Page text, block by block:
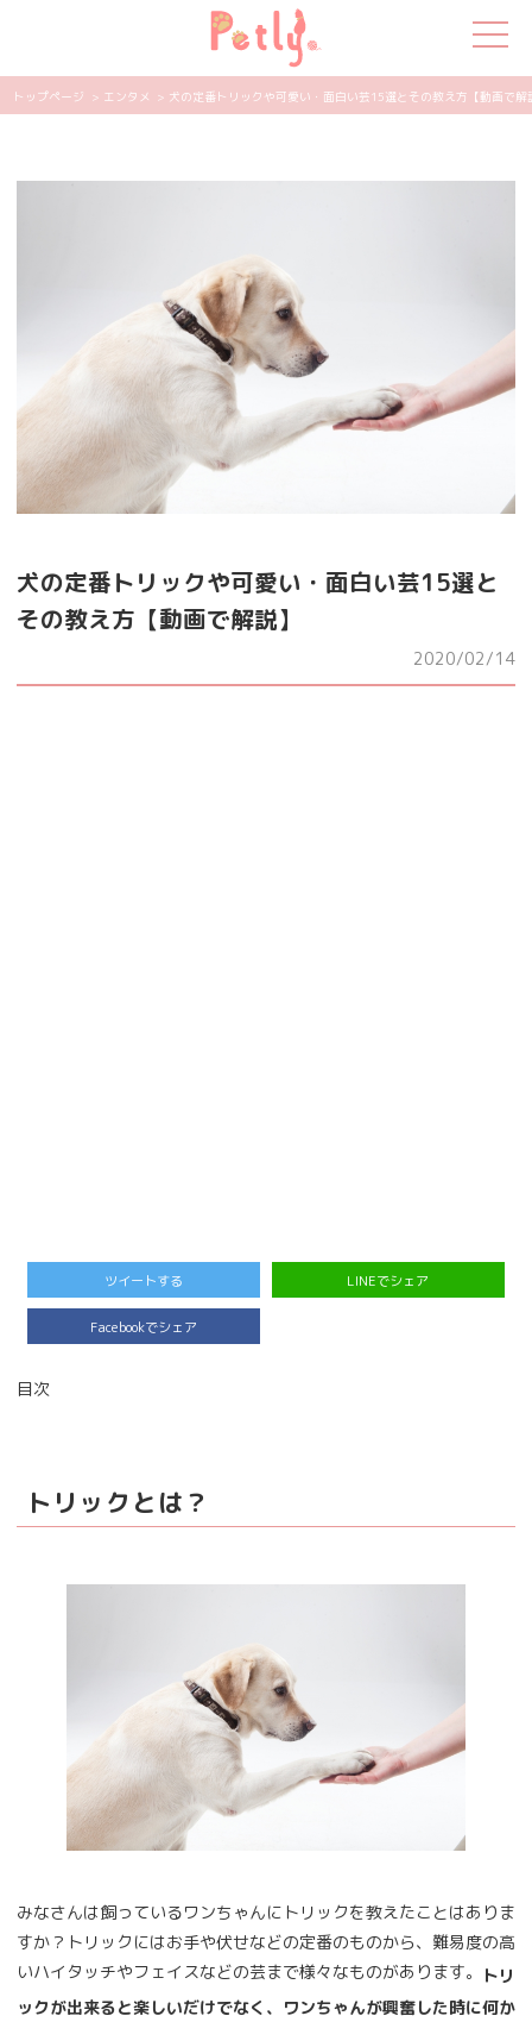
飼い主さんの悩み
ペットの気持ち
知って得する
エンタメ
トップページ > エンタメ > 犬の定番トリックや可愛い・面白い芸15選とその教え方【動画で解
犬の定番トリックや可愛い・面白い芸15選と
その教え方【動画で解説】
2020/02/14
ツイートする LINEでシェア
Facebookでシェア
目次
トリックとは？
みなさんは飼っているワンちゃんにトリックを教えたことはありま
すか？トリックにはお手や伏せなどの定番のものから、難易度の高
いハイタッチやフェイスなどの芸まで様々なものがあります。
トリ
ックが出来ると楽しいだけでなく、ワンちゃんが興奮した時に何か